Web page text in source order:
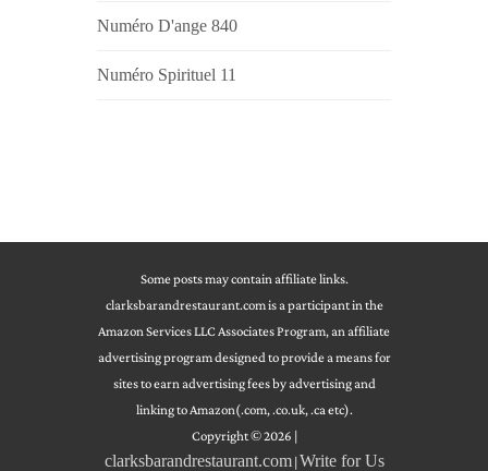
Numéro D'ange 840
Numéro Spirituel 11
Some posts may contain affiliate links.
clarksbarandrestaurant.com is a participant in the
Amazon Services LLC Associates Program, an affiliate
advertising program designed to provide a means for
sites to earn advertising fees by advertising and
linking to Amazon(.com, .co.uk, .ca etc).
Copyright © 2026 |
clarksbarandrestaurant.com|Write for Us